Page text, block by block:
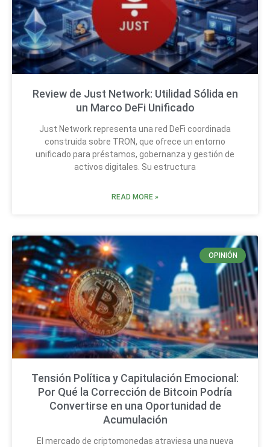
Review de Just Network: Utilidad Sólida en
un Marco DeFi Unificado
Just Network representa una red DeFi coordinada
construida sobre TRON, que ofrece un entorno
unificado para préstamos, gobernanza y gestión de
activos digitales. Su estructura
READ MORE »
OPINIÓN
Tensión Política y Capitulación Emocional:
Por Qué la Corrección de Bitcoin Podría
Convertirse en una Oportunidad de
Acumulación
El mercado de criptomonedas atraviesa una nueva